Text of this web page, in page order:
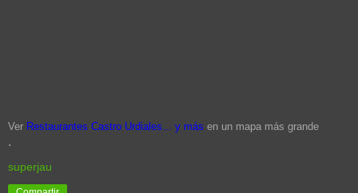
Ver Restaurantes Castro Urdiales... y más en un mapa más grande
.
superjau